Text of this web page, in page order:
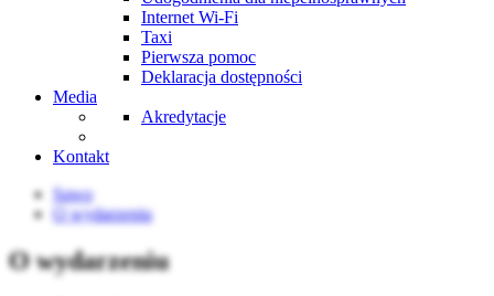
Internet Wi-Fi
Taxi
Pierwsza pomoc
Deklaracja dostępności
Media
Akredytacje
Kontakt
Sawo
O wydarzeniu
O wydarzeniu